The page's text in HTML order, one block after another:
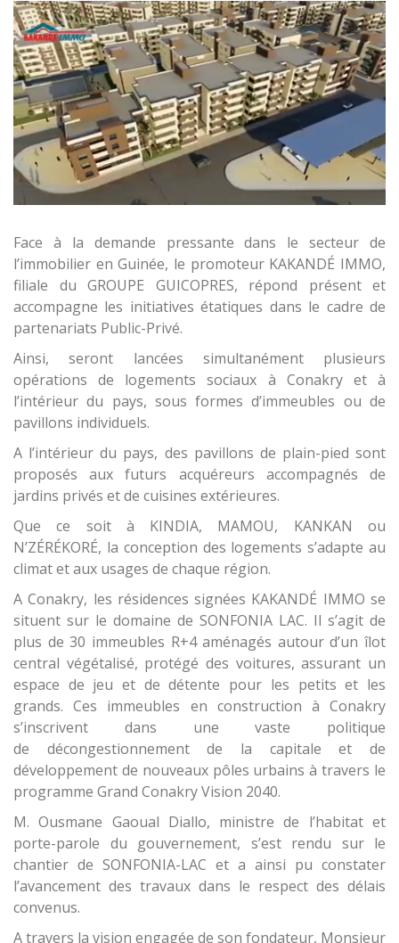
Face à la demande pressante dans le secteur de
l’immobilier en Guinée, le promoteur KAKANDÉ IMMO,
filiale du GROUPE GUICOPRES, répond présent et
accompagne les initiatives étatiques dans le cadre de
partenariats Public-Privé.
Ainsi, seront lancées simultanément plusieurs
opérations de logements sociaux à Conakry et à
l’intérieur du pays, sous formes d’immeubles ou de
pavillons individuels.
A l’intérieur du pays, des pavillons de plain-pied sont
proposés aux futurs acquéreurs accompagnés de
jardins privés et de cuisines extérieures.
Que ce soit à KINDIA, MAMOU, KANKAN ou
N’ZÉRÉKORÉ, la conception des logements s’adapte au
climat et aux usages de chaque région.
A Conakry, les résidences signées KAKANDÉ IMMO se
situent sur le domaine de SONFONIA LAC. Il s’agit de
plus de 30 immeubles R+4 aménagés autour d’un îlot
central végétalisé, protégé des voitures, assurant un
espace de jeu et de détente pour les petits et les
grands. Ces immeubles en construction à Conakry
s’inscrivent dans une vaste politique
de décongestionnement de la capitale et de
développement de nouveaux pôles urbains à travers le
programme Grand Conakry Vision 2040.
M. Ousmane Gaoual Diallo, ministre de l’habitat et
porte-parole du gouvernement, s’est rendu sur le
chantier de SONFONIA-LAC et a ainsi pu constater
l’avancement des travaux dans le respect des délais
convenus.
A travers la vision engagée de son fondateur, Monsieur